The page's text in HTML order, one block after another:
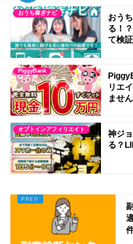
おうち稼ぎナビ
おう
る！
て検
PiggyBank
リエ
ません
オプトインアフィリエイト
神ジ
る？